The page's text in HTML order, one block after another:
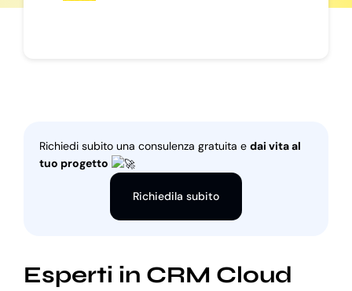
Richiedi subito una consulenza gratuita e dai vita al
tuo progetto
Richiedila subito
Esperti in CRM Cloud